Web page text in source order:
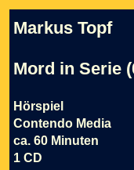
Markus Topf
Mord in Serie
Hörspiel
Contendo Media
ca. 60 Minuten
1 CD